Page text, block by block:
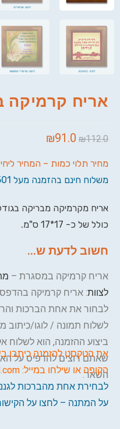
אריח קרמיקה
₪112.0
₪91.0
מחיר תלוי כמות – המחיר
משלוח חינם בהזמנה מעל 501 ש"ח
כולל של כ- 17*17 ס"מ.
חשוב לדעת ש...
אריח קרמיקה במסגרת –
לצוות: אריח קרמיקה
לבחור את אחת הברכות
לשלוח תמונה / לוגו/
ביצוע ההזמנה, הוא לשלוח
שאתם רוצים להדפיס על
השאר.
את הטקסט להזמנה כיתבו
הקופה או שילחו במייל:
לבחירת אחת מהברכות
על המתנה – לחצו על